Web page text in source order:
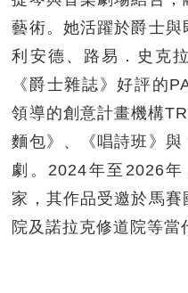
藝術。她活躍於爵士與
利安德、路易．史克
《爵士雜誌》好評的
領導的創意計畫機構
麵包》、《唱詩班》
劇。2024年至2026
家，其作品受邀於馬賽
院及諾拉克修道院等當